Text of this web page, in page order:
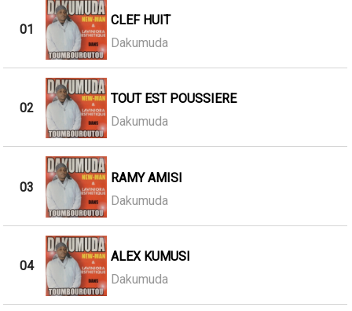
01
CLEF HUIT
Dakumuda
02
TOUT EST POUSSIERE
Dakumuda
03
RAMY AMISI
Dakumuda
04
ALEX KUMUSI
Dakumuda